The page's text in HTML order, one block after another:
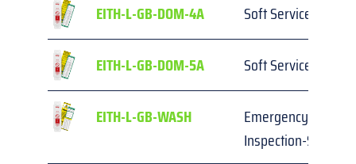
EITH-L-GB-DOM-4A Soft Services
EITH-L-GB-DOM-5A Soft Services
EITH-L-GB-WASH
Emergency
Inspection-Set